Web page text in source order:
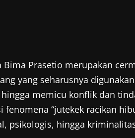
Prasetio merupakan
yang seharusnya
memicu konflik dan
“jutekek racikan
psikologis, hingga